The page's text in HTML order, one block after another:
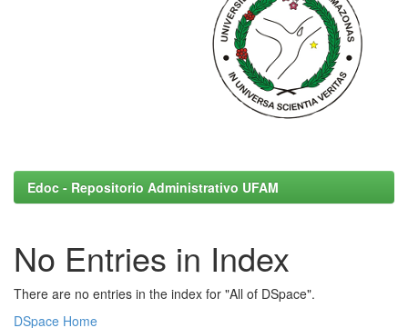
Edoc - Repositorio Administrativo UFAM
No Entries in Index
There are no entries in the index for "All of DSpace".
DSpace Home